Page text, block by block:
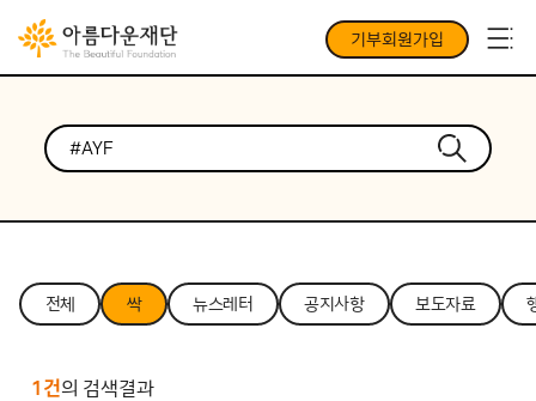
기부회원가입
전체 싹 뉴스레터 공지사항 보도자료
1건의 검색결과